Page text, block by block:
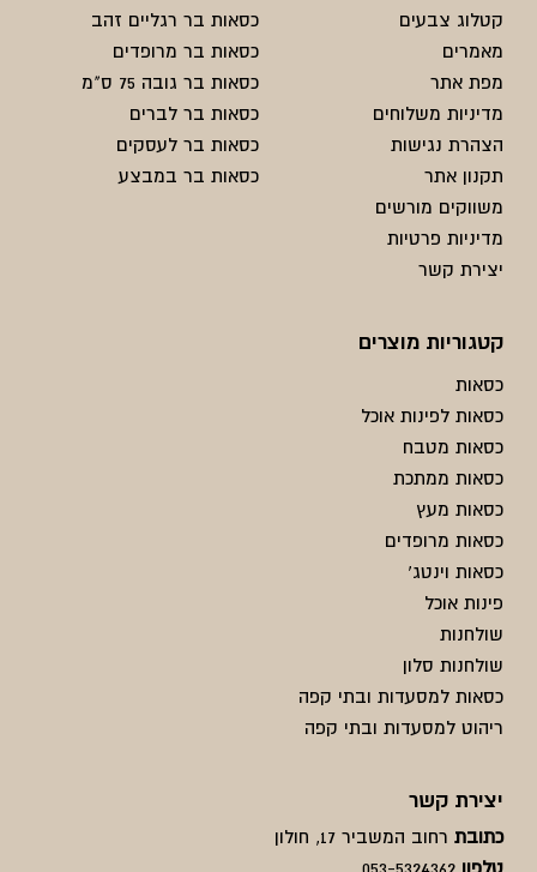
קטלוג צבעים
מאמרים
מפת אתר
מדיניות משלוחים
הצהרת נגישות
תקנון אתר
משווקים מורשים
מדיניות פרטיות
יצירת קשר
כסאות בר רגליים זהב
כסאות בר מרופדים
כסאות בר גובה 75 ס"מ
כסאות בר לברים
כסאות בר לעסקים
כסאות בר במבצע
קטגוריות מוצרים
כסאות
כסאות לפינות אוכל
כסאות מטבח
כסאות ממתכת
כסאות מעץ
כסאות מרופדים
כסאות וינטג'
פינות אוכל
שולחנות
שולחנות סלון
כסאות למסעדות ובתי קפה
ריהוט למסעדות ובתי קפה
יצירת קשר
כתובת רחוב המשביר 17, חולון
טלפון 053-5324362